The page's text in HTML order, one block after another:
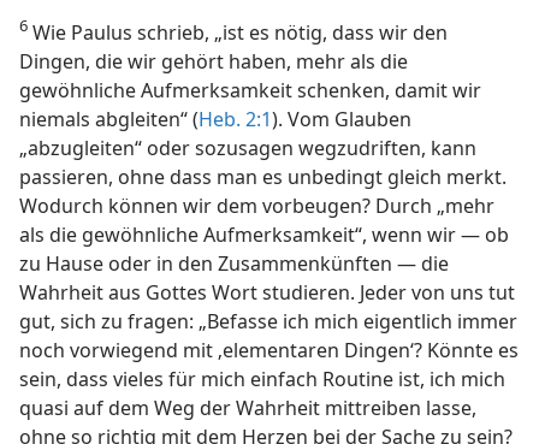
6 Wie Paulus schrieb, „ist es nötig, dass wir den
Dingen, die wir gehört haben, mehr als die
gewöhnliche Aufmerksamkeit schenken, damit wir
niemals abgleiten“ (Heb. 2:1). Vom Glauben
„abzugleiten“ oder sozusagen wegzudriften, kann
passieren, ohne dass man es unbedingt gleich merkt.
Wodurch können wir dem vorbeugen? Durch „mehr
als die gewöhnliche Aufmerksamkeit“, wenn wir — ob
zu Hause oder in den Zusammenkünften — die
Wahrheit aus Gottes Wort studieren. Jeder von uns tut
gut, sich zu fragen: „Befasse ich mich eigentlich immer
noch vorwiegend mit ‚elementaren Dingen‘? Könnte es
sein, dass vieles für mich einfach Routine ist, ich mich
quasi auf dem Weg der Wahrheit mittreiben lasse,
ohne so richtig mit dem Herzen bei der Sache zu sein?